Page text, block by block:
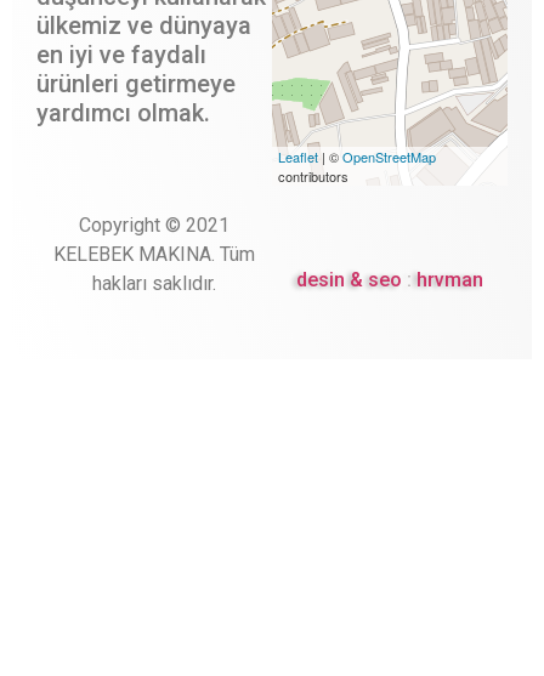
ülkemiz ve dünyaya
en iyi ve faydalı
ürünleri getirmeye
yardımcı olmak.
Leaflet | ©OpenStreetMap
contributors
Copyright © 2021
KELEBEK MAKINA. Tüm
hakları saklıdır.
desin & seo :hrvman